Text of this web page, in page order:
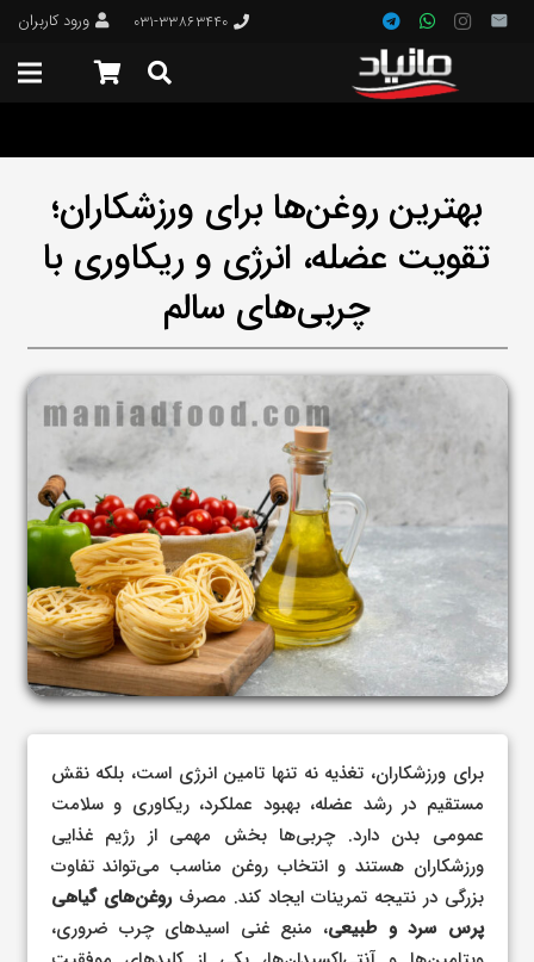
۰۳۱-۳۳۸۶۳۴۴۰ ورود کاربران
بهترین روغن‌ها برای ورزشکاران؛
تقویت عضله، انرژی و ریکاوری با
چربی‌های سالم
برای ورزشکاران، تغذیه نه تنها تامین انرژی است، بلکه نقش
مستقیم در رشد عضله، بهبود عملکرد، ریکاوری و سلامت
عمومی بدن دارد. چربی‌ها بخش مهمی از رژیم غذایی
ورزشکاران هستند و انتخاب روغن مناسب می‌تواند تفاوت
بزرگی در نتیجه تمرینات ایجاد کند. مصرفروغن‌های گیاهی
پرس سرد و طبیعی، منبع غنی اسیدهای چرب ضروری،